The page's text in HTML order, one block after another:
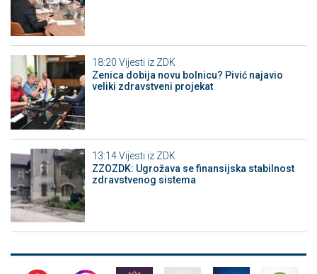
18:20 Vijesti iz ZDK
Zenica dobija novu bolnicu? Pivić najavio
veliki zdravstveni projekat
13:14Vijesti iz ZDK
ZZOZDK: Ugrožava se finansijska stabilnost
zdravstvenog sistema